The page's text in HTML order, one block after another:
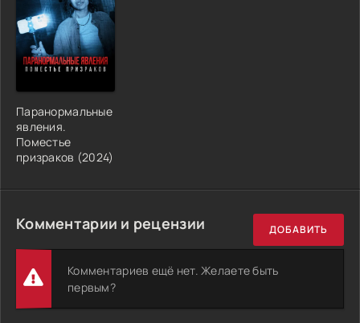
Паранормальные
явления.
Поместье
призраков (2024)
Комментарии и рецензии ДОБАВИТЬ
Комментариев ещё нет. Желаете быть
первым?